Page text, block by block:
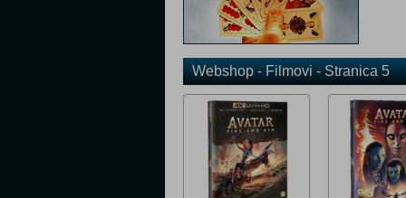
Webshop - Filmovi - Stranica 5